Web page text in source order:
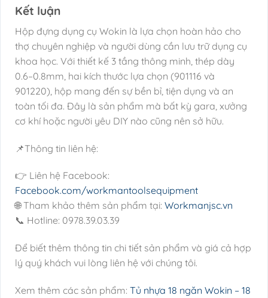
Kết luận
Hộp đựng dụng cụ Wokin là lựa chọn hoàn hảo cho
thợ chuyên nghiệp và người dùng cần lưu trữ dụng cụ
khoa học. Với thiết kế 3 tầng thông minh, thép dày
0.6–0.8mm, hai kích thước lựa chọn (901116 và
901220), hộp mang đến sự bền bỉ, tiện dụng và an
toàn tối đa. Đây là sản phẩm mà bất kỳ gara, xưởng
cơ khí hoặc người yêu DIY nào cũng nên sở hữu.
📌Thông tin liên hệ:
👉 Liên hệ Facebook:
Facebook.com/workmantoolsequipment
🌐 Tham khảo thêm sản phẩm tại: Workmanjsc.vn
📞 Hotline: 0978.39.03.39
Để biết thêm thông tin chi tiết sản phẩm và giá cả hợp
lý quý khách vui lòng liên hệ với chúng tôi.
Xem thêm các sản phẩm: Tủ nhựa 18 ngăn Wokin – 18